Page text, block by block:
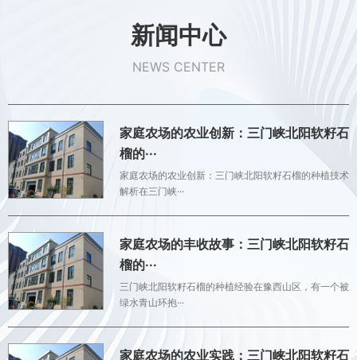
新闻中心
NEWS CENTER
家庭农场的农业创新：三门峡北阳软籽石
榴的···
家庭农场的农业创新：三门峡北阳软籽石榴的种植技术
解析在三门峡···
家庭农场的丰收故事：三门峡北阳软籽石
榴的···
三门峡北阳软籽石榴的种植经验在豫西山区，有一个被
绿水青山环抱···
家庭农场的农业实践：三门峡北阳软籽石